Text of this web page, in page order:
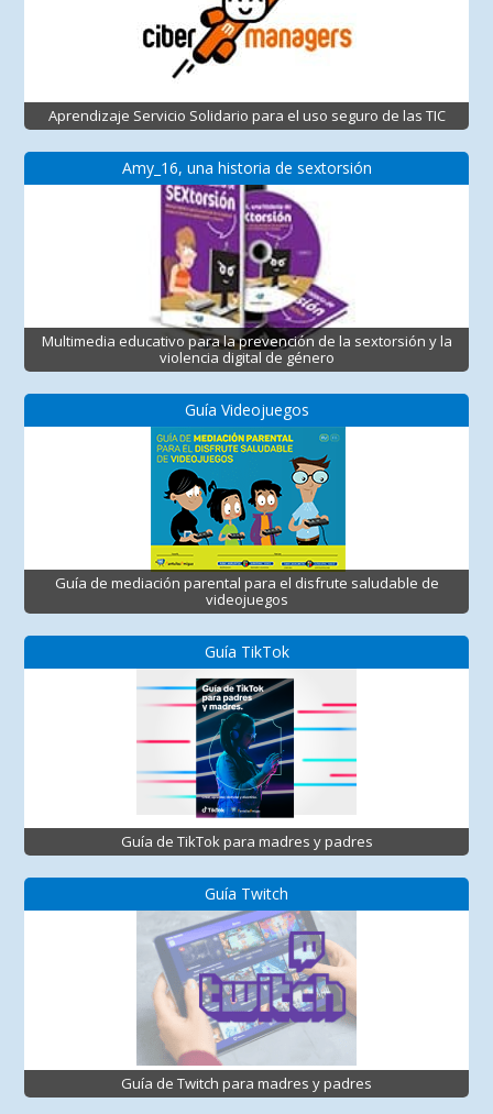
Aprendizaje Servicio Solidario para el uso seguro de las TIC
Amy_16, una historia de sextorsión
Multimedia educativo para la prevención de la sextorsión y la
violencia digital de género
Guía Videojuegos
Guía de mediación parental para el disfrute saludable de
videojuegos
Guía TikTok
Guía de TikTok para madres y padres
Guía Twitch
Guía de Twitch para madres y padres